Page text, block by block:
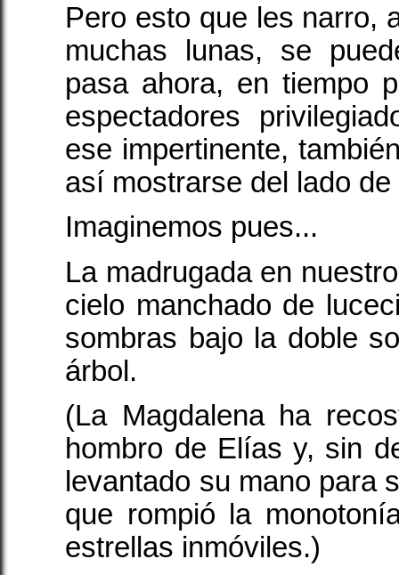
Pero esto que les narro,
muchas lunas, se
pasa ahora, en tiempo
espectadores
ese impertinente,
así mostrarse del lado
Imaginemos pues...
La madrugada en
cielo manchado de
sombras bajo la doble
árbol.
(La Magdalena ha
hombro de Elías y, sin
levantado su mano para
que rompió la
estrellas inmóviles.)